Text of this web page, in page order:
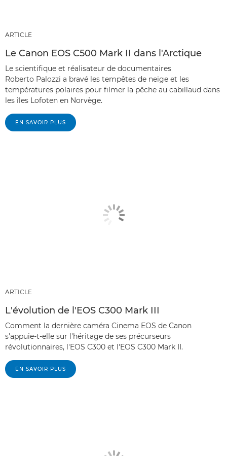
ARTICLE
Le Canon EOS C500 Mark II dans l'Arctique
Le scientifique et réalisateur de documentaires
Roberto Palozzi a bravé les tempêtes de neige et les
températures polaires pour filmer la pêche au cabillaud dans
les îles Lofoten en Norvège.
EN SAVOIR PLUS
ARTICLE
L'évolution de l'EOS C300 Mark III
Comment la dernière caméra Cinema EOS de Canon
s'appuie-t-elle sur l'héritage de ses précurseurs
révolutionnaires, l'EOS C300 et l'EOS C300 Mark II.
EN SAVOIR PLUS